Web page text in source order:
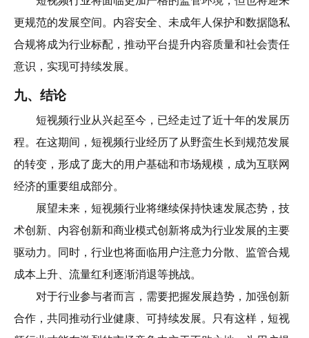
更规范的发展空间。内容安全、未成年人保护和数据隐私
合规将成为行业标配，推动平台提升内容质量和社会责任
意识，实现可持续发展。
九、结论
短视频行业从兴起至今，已经走过了近十年的发展历
程。在这期间，短视频行业经历了从野蛮生长到规范发展
的转变，形成了庞大的用户基础和市场规模，成为互联网
经济的重要组成部分。
展望未来，短视频行业将继续保持快速发展态势，技
术创新、内容创新和商业模式创新将成为行业发展的主要
驱动力。同时，行业也将面临用户注意力分散、监管合规
成本上升、流量红利逐渐消退等挑战。
对于行业参与者而言，需要把握发展趋势，加强创新
合作，共同推动行业健康、可持续发展。只有这样，短视